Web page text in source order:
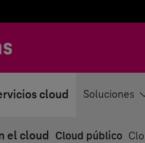
cloud Soluciones
el cloud Cloud público